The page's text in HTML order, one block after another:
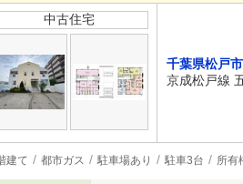
中古住宅
千葉県松戸
京成松戸線
建て 都市ガス 駐車場あり 駐車3台 所有